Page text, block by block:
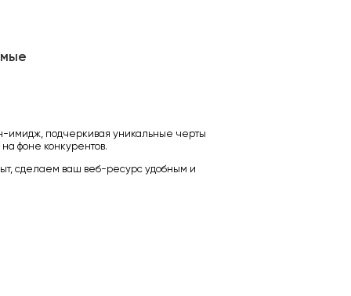
имидж, подчеркивая уникальные черты
фоне конкурентов.
сделаем ваш веб-ресурс удобным и